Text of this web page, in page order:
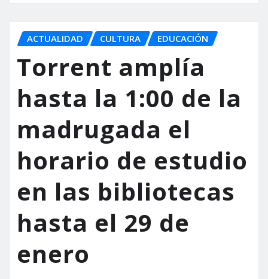
ACTUALIDAD CULTURA EDUCACIÓN
Torrent amplía
hasta la 1:00 de la
madrugada el
horario de estudio
en las bibliotecas
hasta el 29 de
enero